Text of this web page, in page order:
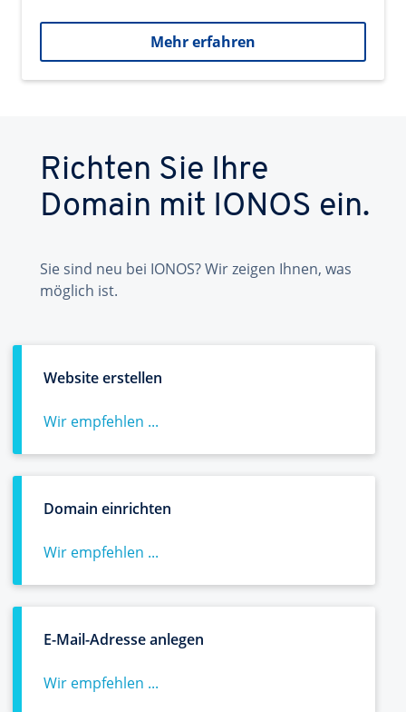
Mehr erfahren
Richten Sie Ihre
Domain mit IONOS ein.
Sie sind neu bei IONOS? Wir zeigen Ihnen, was
möglich ist.
Website erstellen
Wir empfehlen ...
Domain einrichten
Wir empfehlen ...
E-Mail-Adresse anlegen
Wir empfehlen ...